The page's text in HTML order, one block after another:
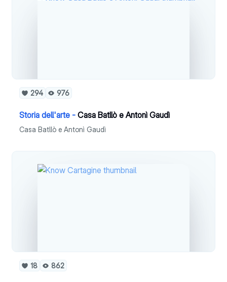
294 976
Storia dell'arte - Casa Batllò e Antonì Gaudì
Casa Batllò e Antonì Gaudì
18 862